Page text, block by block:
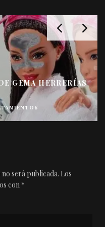
GEMA HERRERÍAS
será publicada. Los
con *